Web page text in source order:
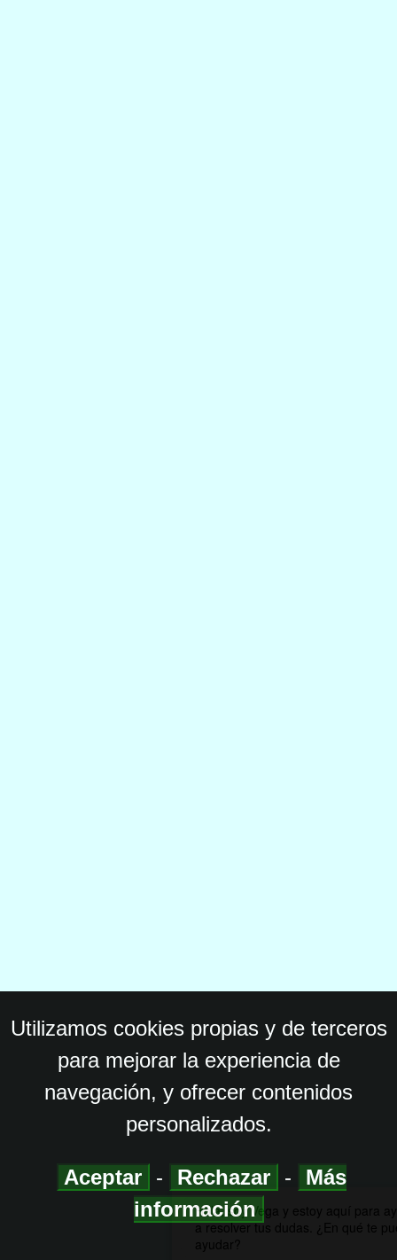
Utilizamos cookies propias y de terceros
para mejorar la experiencia de
navegación, y ofrecer contenidos
personalizados.
Aceptar - Rechazar -
Más
información